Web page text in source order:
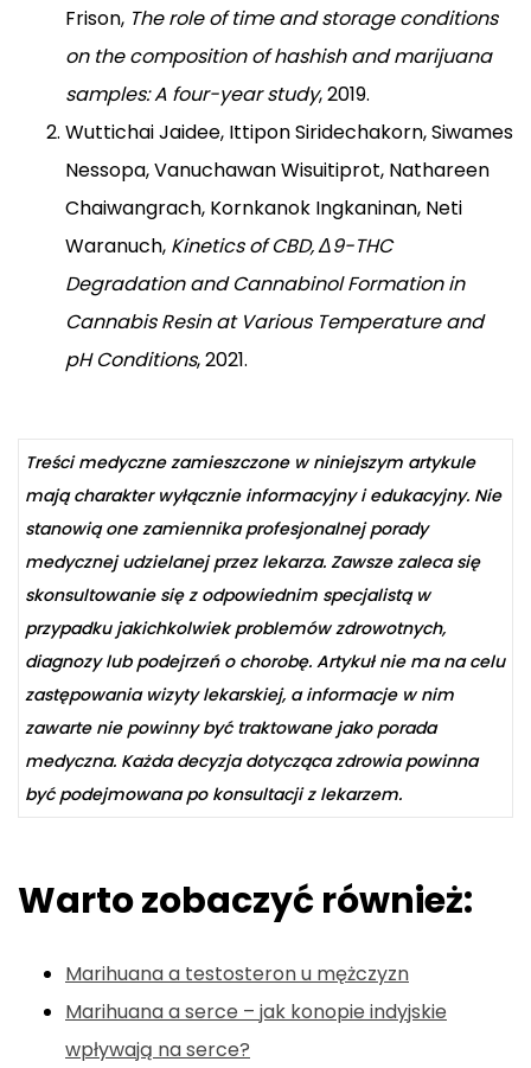
Frison, The role of time and storage conditions
on the composition of hashish and marijuana
samples: A four-year study, 2019.
Wuttichai Jaidee, Ittipon Siridechakorn, Siwames
Nessopa, Vanuchawan Wisuitiprot, Nathareen
Chaiwangrach, Kornkanok Ingkaninan, Neti
Waranuch, Kinetics of CBD, Δ9-THC
Degradation and Cannabinol Formation in
Cannabis Resin at Various Temperature and
pH Conditions, 2021.
Treści medyczne zamieszczone w niniejszym artykule
mają charakter wyłącznie informacyjny i edukacyjny. Nie
stanowią one zamiennika profesjonalnej porady
medycznej udzielanej przez lekarza. Zawsze zaleca się
skonsultowanie się z odpowiednim specjalistą w
przypadku jakichkolwiek problemów zdrowotnych,
diagnozy lub podejrzeń o chorobę. Artykuł nie ma na celu
zastępowania wizyty lekarskiej, a informacje w nim
zawarte nie powinny być traktowane jako porada
medyczna. Każda decyzja dotycząca zdrowia powinna
być podejmowana po konsultacji z lekarzem.
Warto zobaczyć również:
Marihuana a testosteron u mężczyzn
Marihuana a serce – jak konopie indyjskie
wpływają na serce?